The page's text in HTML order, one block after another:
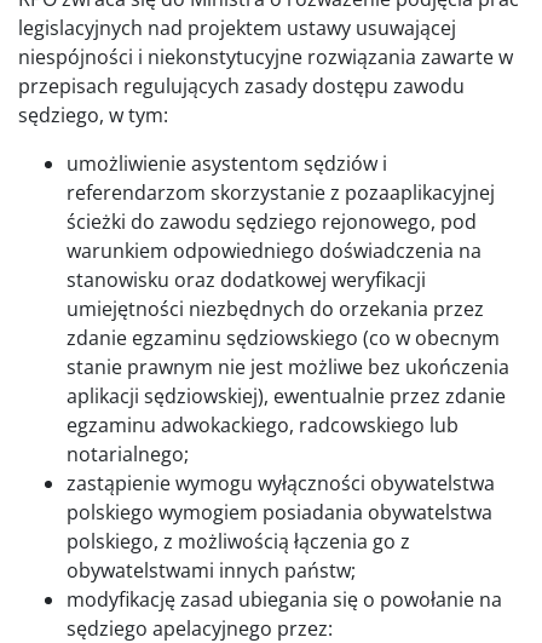
legislacyjnych nad projektem ustawy usuwającej
niespójności i niekonstytucyjne rozwiązania zawarte w
przepisach regulujących zasady dostępu zawodu
sędziego, w tym:
umożliwienie asystentom sędziów i
referendarzom skorzystanie z pozaaplikacyjnej
ścieżki do zawodu sędziego rejonowego, pod
warunkiem odpowiedniego doświadczenia na
stanowisku oraz dodatkowej weryfikacji
umiejętności niezbędnych do orzekania przez
zdanie egzaminu sędziowskiego (co w obecnym
stanie prawnym nie jest możliwe bez ukończenia
aplikacji sędziowskiej), ewentualnie przez zdanie
egzaminu adwokackiego, radcowskiego lub
notarialnego;
zastąpienie wymogu wyłączności obywatelstwa
polskiego wymogiem posiadania obywatelstwa
polskiego, z możliwością łączenia go z
obywatelstwami innych państw;
modyfikację zasad ubiegania się o powołanie na
sędziego apelacyjnego przez: